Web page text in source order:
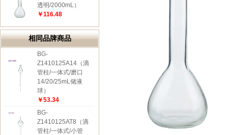
透明/2000mL）
￥116.48
相同品牌商品
BG-
Z1410125A14（滴
管柱/一体式/磨口
14/20/25mL储液
球）
￥53.34
BG-
Z1410125AT8（滴
管柱/一体式/小管